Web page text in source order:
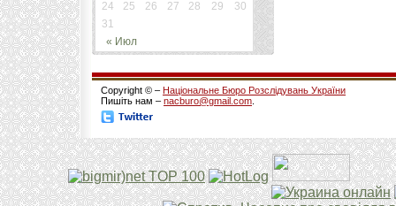
« Июл
24
25 26 27 28 29
30
31
Copyright © – Національне Бюро Розслідувань України
Пишіть нам – nacburo@gmail.com